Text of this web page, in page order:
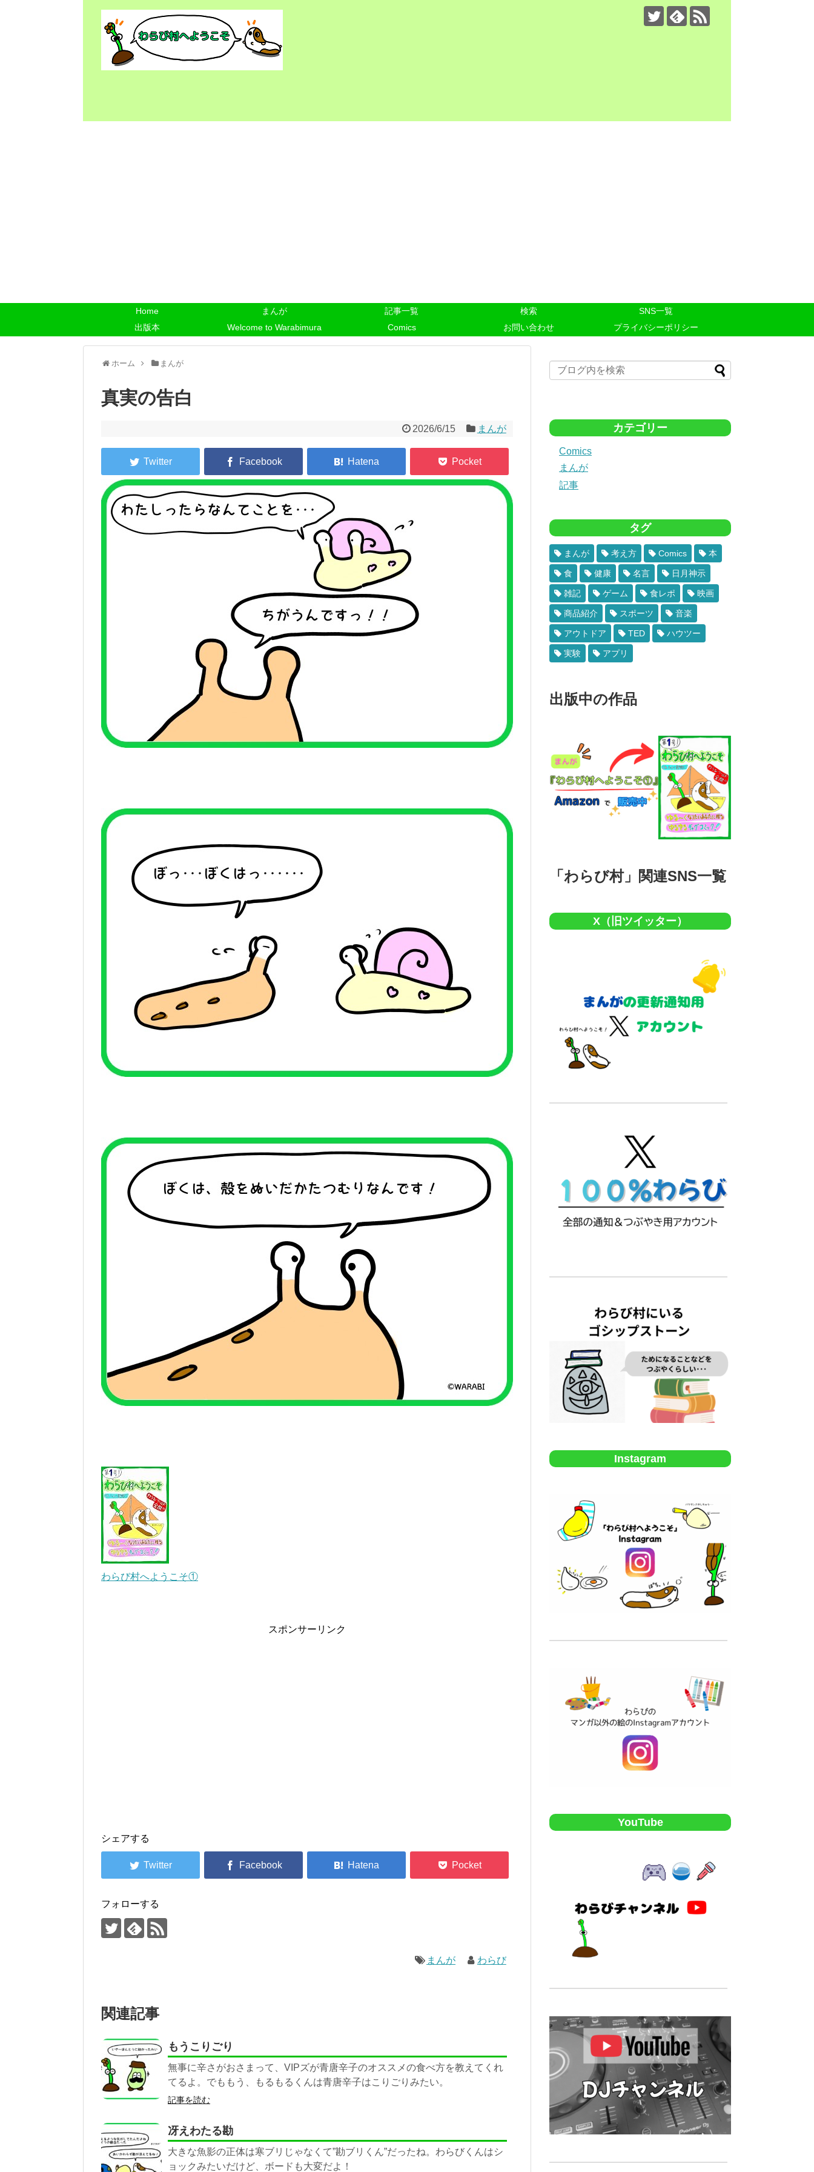
Home まんが 記事一覧 検索
SNS一覧
出版本
Welcome to Warabimura Comics お問い合わせ プライバシーポリシー
ホーム まんが
真実の告白
2026/6/15 まんが
わらび村へようこそ①
スポンサーリンク
シェアする
フォローする
まんが わらび
関連記事
もうこりごり
無事に辛さがおさまって、VIPズが青唐辛子のオススメの食べ方を教えてくれ
てるよ。でももう、もるもるくんは青唐辛子はこりごりみたい。
記事を読む
冴えわたる勘
大きな魚影の正体は寒ブリじゃなくて”勘ブリくん”だったね。わらびくんはシ
ョックみたいだけど、ボードも大変だよ！
カテゴリー
Comics
まんが
記事
タグ
まんが 考え方 Comics 本
食 健康 名言 日月神示
雑記 ゲーム 食レポ 映画
商品紹介 スポーツ 音楽
アウトドア TED ハウツー
実験 アプリ
出版中の作品
「わらび村」関連SNS一覧
X（旧ツイッター）
Instagram
YouTube